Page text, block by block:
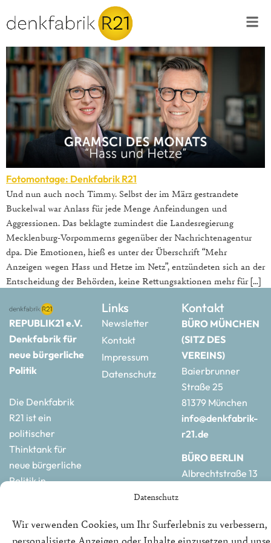
Datenschutz
Wir verwenden Cookies, um Ihr Surferlebnis zu verbessern,
Fotomontage: Denkfabrik R21
Und nun auch noch Timmy. Selbst der im März gestrandete
Buckelwal war Anlass für jede Menge Anfeindungen und
Aggressionen. Das beklagte zumindest die Landesregierung
Mecklenburg-Vorpommerns gegenüber der Nachrichtenagentur
dpa. Die Emotionen, hieß es unter der Überschrift “Mehr
Anzeigen wegen Hass und Hetze im Netz”, entzündeten sich an der
Entscheidung der Behörden, keine Rettungsaktionen mehr für […]
REPUBLIK21 e.V.
Denkfabrik für
neue bürgerliche
Politik
Die Denkfabrik
R21 ist ein
politischer
Thinktank für
neue bürgerliche
Politik in
Links
Newsletter
Kontakt
Impressum
Datenschutz
Kontakt
BÜRO MÜNCHEN
(SITZ DES
VEREINS)
Baierbrunner
Straße 25
81379 München
info@denkfabrik-
r21.de
BÜRO BERLIN
Albrechtstraße 13
r21.de